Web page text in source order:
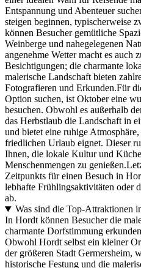
Entspannung und Abenteuer
steigen beginnen, typischerweise
können Besucher gemütliche
Weinberge und nahegelegenen
angenehme Wetter macht es auch
Besichtigungen; die charmante
malerische Landschaft bieten
Fotografieren und Erkunden.Für
Option suchen, ist Oktober eine
besuchen. Obwohl es außerhalb
das Herbstlaub die Landschaft in
und bietet eine ruhige
friedlichen Urlaub eignet. Dieser
Ihnen, die lokale Kultur und
Menschenmengen zu
Zeitpunkts für einen Besuch in
lebhafte Frühlingsaktivitäten oder
ab.
Was sind die Top-Attraktionen
In Hordt können Besucher die
charmante Dorfstimmung
Obwohl Hordt selbst ein kleiner
der größeren Stadt Germersheim,
historische Festung und die